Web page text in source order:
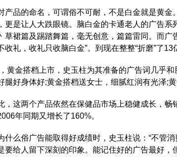
产品的命名，可谓俗不可耐，不是白金就是黄金
更是让人大跌眼镜。脑白金的卡通老人的广告系
草裙篇及踢踏舞篇，毫无创意，篇篇雷同。而广
收礼，收礼只收脑白金”。到现在整整“折磨”了13
黄金搭档上市，史玉柱为其准备的广告词几乎
腿好身体好;黄金搭档送女士，细腻红润有光泽;
，这两个产品依然在保健品市场上稳健成长，
年同期又增长了160%。
什么俗广告能取得好成绩时，史玉柱说：“不管
要给人留下深刻的印象。能记住好的广告最好，